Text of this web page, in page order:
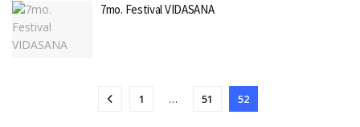
7mo. Festival VIDASANA
1 … 51 52